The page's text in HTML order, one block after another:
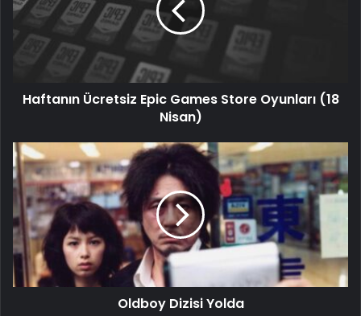
Haftanın Ücretsiz Epic Games Store Oyunları (18
Nisan)
Oldboy Dizisi Yolda